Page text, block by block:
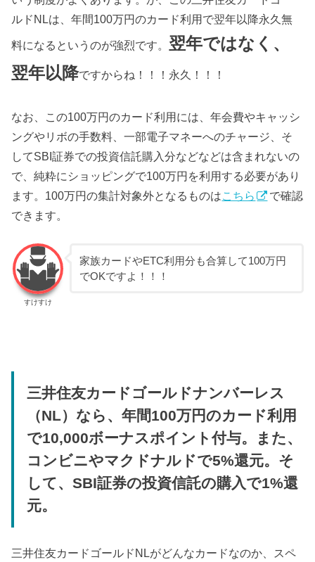
ルドNLは、年間100万円のカード利用で翌年以降永久無
料になるというのが強烈です。 翌年ではなく、
翌年以降ですからね！！！永久！！！
なお、この100万円のカード利用には、年会費やキャッシ
ングやリボの手数料、一部電子マネーへのチャージ、そ
してSBI証券での投資信託購入分などなどは含まれないの
で、純粋にショッピングで100万円を利用する必要があり
ます。100万円の集計対象外となるものはこちら
で確認
できます。
すけすけ
家族カードやETC利用分も合算して100万円
でOKですよ！！！
三井住友カードゴールドナンバーレス
（NL）なら、年間100万円のカード利用
で10,000ボーナスポイント付与。また、
コンビニやマクドナルドで5%還元。そ
して、SBI証券の投資信託の購入で1%還
元。
三井住友カードゴールドNLがどんなカードなのか、スペ